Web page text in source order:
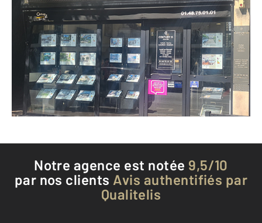
CENTURY 21 Immo Bac
111/115 avenue du Bac
LA VARENNE ST HILAIRE - 94210
Envoyer un message
Téléphoner à l'agence
Notre agence est notée 9,5/10
par nos clients Avis authentifiés par
Qualitelis